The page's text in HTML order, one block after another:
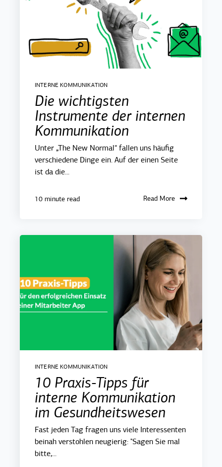
INTERNE KOMMUNIKATION
Die wichtigsten
Instrumente der internen
Kommunikation
Unter „The New Normal“ fallen uns häufig
verschiedene Dinge ein. Auf der einen Seite
ist da die...
10 minute read Read More
INTERNE KOMMUNIKATION
10 Praxis-Tipps für
interne Kommunikation
im Gesundheitswesen
Fast jeden Tag fragen uns viele Interessenten
beinah verstohlen neugierig: "Sagen Sie mal
bitte,...